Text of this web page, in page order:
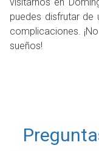
visitarnos en
puedes disfrutar
complicaciones.
sueños!